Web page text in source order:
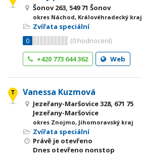
Šonov 263, 549 71 Šonov
okres Náchod, Královéhradecký kraj
Zvířata speciální
0
(0 hodnocení)
+420 773 644 362
Web
Vanessa Kuzmová
Jezeřany-Maršovice 328, 671 75
Jezeřany-Maršovice
okres Znojmo, Jihomoravský kraj
Zvířata speciální
Právě je otevřeno
Dnes otevřeno nonstop